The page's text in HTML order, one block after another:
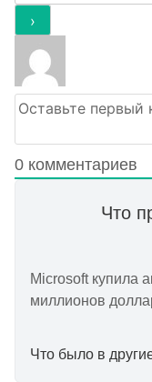
0 комментариев
Что
Microsoft купила
миллионов
Что было в